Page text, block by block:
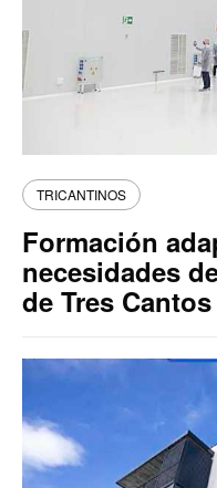
TRICANTINOS
Formación
necesidades
de Tres Cantos